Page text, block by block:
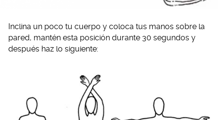
Inclina un poco tu cuerpo y coloca tus manos sobre la
pared, mantén esta posición durante 30 segundos y
después haz lo siguiente: